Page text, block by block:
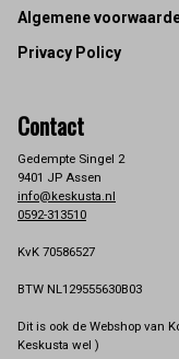
Footer
Algemene
Privacy Policy
Contact
Gedempte Singel 2
9401 JP Assen
info@keskusta.nl
0592-313510
KvK 70586527
BTW NL129555630B03
Dit is ook de Webshop van
Keskusta wel )